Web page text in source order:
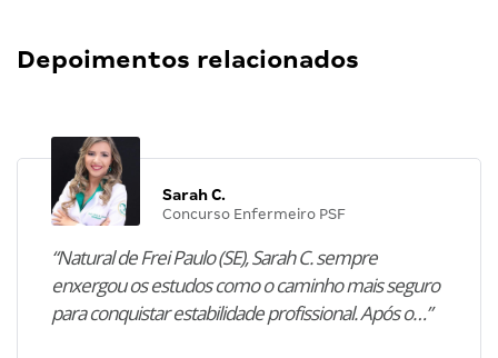
Depoimentos relacionados
Sarah C.
Concurso Enfermeiro PSF
“Natural de Frei Paulo (SE), Sarah C. sempre
enxergou os estudos como o caminho mais seguro
para conquistar estabilidade profissional. Após o…”